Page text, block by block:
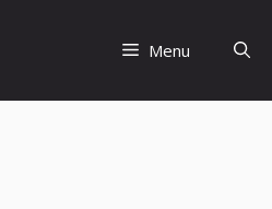
Menu